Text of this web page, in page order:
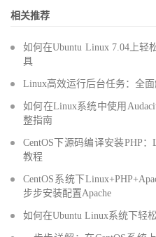
相关推荐
如何在Ubuntu Linux 7.04上轻
具
Linux高效运行后台任务：全
如何在Linux系统中使用
整指南
CentOS下源码编译安装PHP
教程
CentOS系统下
步步安装配置Apache
如何在Ubuntu Linux系统下轻